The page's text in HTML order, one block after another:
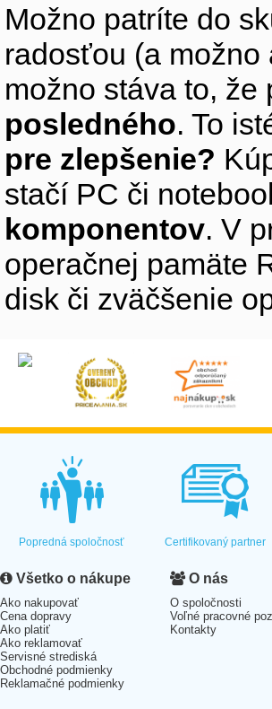
Možno patríte do
radosťou (a
možno stáva to,
posledného. To
pre zlepšenie?
stačí PC či
komponentov. V
operačnej pamäte
disk či zväčšenie
Popredná spoločnosť Certifikovaný partner
Všetko o nákupe
Ako nakupovať
Cena dopravy
Ako platiť
Ako reklamovať
Servisné strediská
Obchodné podmienky
Reklamačné podmienky
O nás
O spoločnosti
Voľné pracovné
Kontakty